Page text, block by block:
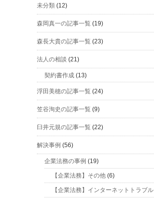
未分類 (12)
森岡真一の記事一覧 (19)
森長大貴の記事一覧 (23)
法人の相談 (21)
契約書作成 (13)
浮田美穂の記事一覧 (24)
笠谷洵史の記事一覧 (9)
臼井元規の記事一覧 (22)
解決事例 (56)
企業法務の事例 (19)
【企業法務】その他 (6)
【企業法務】インターネットトラブル